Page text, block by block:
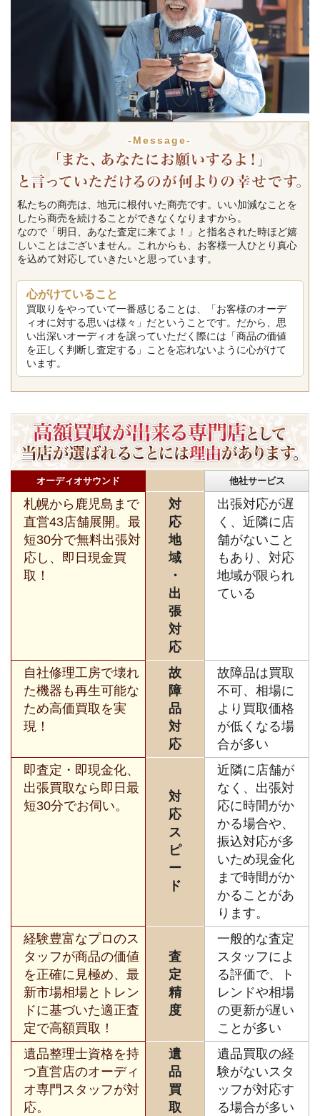
-Message-
私たちの商売は、地元に根付いた商売です。いい加減なことを
したら商売を続けることができなくなりますから。
なので「明日、あなた査定に来てよ！」と指名された時ほど嬉
しいことはございません。これからも、お客様一人ひとり真心
を込めて対応していきたいと思っています。
心がけていること
買取りをやっていて一番感じることは、「お客様のオーデ
ィオに対する思いは様々」だということです。だから、思
い出深いオーディオを譲っていただく際には「商品の価値
を正しく判断し査定する」ことを忘れないように心がけて
います。
オーディオサウンド 他社サービス
札幌から鹿児島まで
直営43店舗展開。最
短30分で無料出張対
応し、即日現金買
取！
対
応
地
域
・
出
張
対
応
出張対応が遅
く、近隣に店
舗がないこと
もあり、対応
地域が限られ
ている
自社修理工房で壊れ
た機器も再生可能な
ため高価買取を実
現！
故
障
品
対
応
故障品は買取
不可、相場に
より買取価格
が低くなる場
合が多い
即査定・即現金化、
出張買取なら即日最
短30分でお伺い。
対
応
ス
ピ
ー
ド
近隣に店舗が
なく、出張対
応に時間がか
かる場合や、
振込対応が多
いため現金化
まで時間がか
かることがあ
ります。
経験豊富なプロのス
タッフが商品の価値
を正確に見極め、最
新市場相場とトレン
ドに基づいた適正査
定で高額買取！
査
定
精
度
一般的な査定
スタッフによ
る評価で、ト
レンドや相場
の更新が遅い
ことが多い
遺品整理士資格を持
つ直営店のオーディ
オ専門スタッフが対
応。
遺
品
買
取
遺品買取の経
験がないスタ
ッフが対応す
る場合が多い